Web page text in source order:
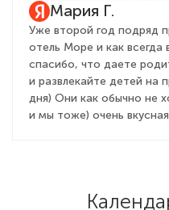
Мария Г.
Уже второй год подряд
отель Море и как всегда
спасибо, что даете
и развлекайте детей на
дня) Они как обычно не
и мы тоже) очень
процветания, развития,